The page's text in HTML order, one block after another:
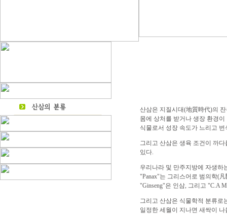
산삼은 지질시대(地質時代)의
몸에 상처를 받거나 생장 환경
식물로서 성장 속도가 느리고
그리고 산삼은 생육 조건이 까
있다.
우리나라 및 만주지방에 자생하
"Panax"는 그리스어로 범의학(
"Ginseng"은 인삼, 그리고 "C.A
그리고 산삼은 식물학적 분류로
일정한 세월이 지나면 새싹이